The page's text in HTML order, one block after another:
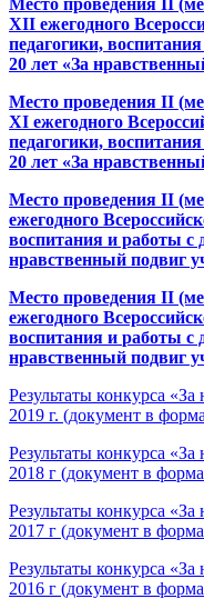
XII ежегодного
педагогики,
20 лет «За
Место проведения II
XI ежегодного
педагогики,
20 лет «За
Место проведения II
ежегодного
воспитания и работы с
нравственный подвиг
Место проведения II
ежегодного
воспитания и работы с
нравственный подвиг
Результаты конкурса
2019 г. (документ в
Результаты конкурса
2018 г (документ в
Результаты конкурса
2017 г (документ в
Результаты конкурса
2016 г (документ в